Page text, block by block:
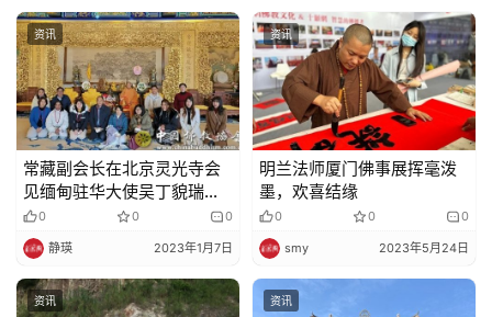
政
策
法
规
免
责
声
明
资讯
​常藏副会长在北京灵光寺会
见缅甸驻华大使吴丁貌瑞先
生及夫人一行
0 0 0
静瑛 2023年1月7日
资讯
明兰法师厦门佛事展挥毫泼
墨，欢喜结缘
0 0 0
smy 2023年5月24日
资讯 资讯